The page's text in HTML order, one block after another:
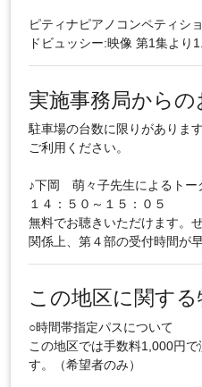
ピティナピアノコンペティシ
ドビュッシー:映像 第1集より
実施事務局からの
駐車場の台数に限りがありま
ご利用ください。
♪下岡 萌々子先生によるトー
１４：５０～１５：０５
無料でお聴きいただけます。
関係上、第４部の受付時間が
この地区に関する
○時間帯指定パスについて
この地区では手数料1,000円
す。（希望者のみ）